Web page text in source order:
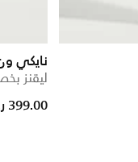
نايكي
ليقنز
399.00 ر.س